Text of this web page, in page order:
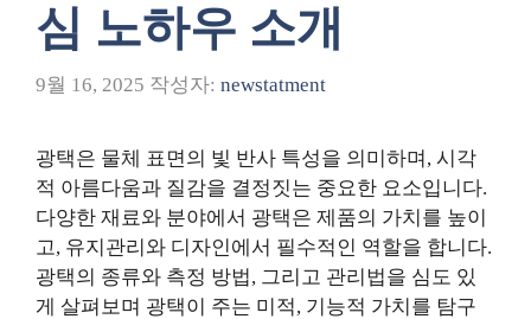
심 노하우 소개
9월 16, 2025 작성자: newstatment
광택은 물체 표면의 빛 반사 특성을 의미하며, 시각
적 아름다움과 질감을 결정짓는 중요한 요소입니다.
다양한 재료와 분야에서 광택은 제품의 가치를 높이
고, 유지관리와 디자인에서 필수적인 역할을 합니다.
광택의 종류와 측정 방법, 그리고 관리법을 심도 있
게 살펴보며 광택이 주는 미적, 기능적 가치를 탐구